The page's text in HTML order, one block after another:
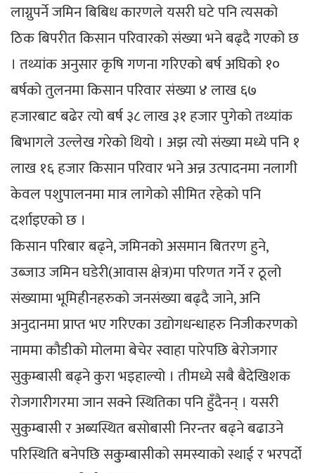
लाग्नुपर्ने जमिन बिबिध कारणले यसरी घटे पनि त्यसको
ठिक बिपरीत किसान परिवारको संख्या भने बढ्दै गएको छ
। तथ्यांक अनुसार कृषि गणना गरिएको बर्ष अघिको १०
बर्षको तुलनमा किसान परिवार संख्या ४ लाख ६७
हजारबाट बढेर त्यो बर्ष ३८ लाख ३१ हजार पुगेको तथ्यांक
बिभागले उल्लेख गरेको थियो । अझ त्यो संख्या मध्ये पनि १
लाख १६ हजार किसान परिवार भने अन्न उत्पादनमा नलागी
केवल पशुपालनमा मात्र लागेको सीमित रहेको पनि
दर्शाइएको छ ।
किसान परिबार बढ्ने, जमिनको असमान बितरण हुने,
उब्जाउ जमिन घडेरी(आवास क्षेत्र)मा परिणत गर्ने र ठूलो
संख्यामा भूमिहीनहरुको जनसंख्या बढ्दै जाने, अनि
अनुदानमा प्राप्त भए गरिएका उद्योगधन्धाहरु निजीकरणको
नाममा कौडीको मोलमा बेचेर स्वाहा पारेपछि बेरोजगार
सुकुम्बासी बढ्ने कुरा भइहाल्यो । तीमध्ये सबै बैदेखिशक
रोजगारीगरमा जान सक्ने स्थितिका पनि हुँदैनन् । यसरी
सुकुम्बासी र अब्यस्थित बसोबासी निरन्तर बढ्ने बढाउने
परिस्थिति बनेपछि सकुुम्बासीको समस्याको स्थाई र भरपर्दो